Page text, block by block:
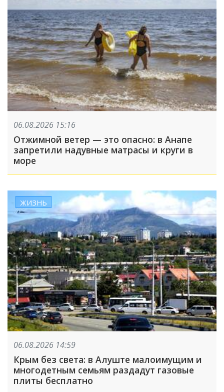
06.08.2026 15:16
Отжимной ветер — это опасно: в Анапе
запретили надувные матрасы и круги в
море
ЖИЗНЬ
06.08.2026 14:59
Крым без света: в Алуште малоимущим и
многодетным семьям раздадут газовые
плиты бесплатно